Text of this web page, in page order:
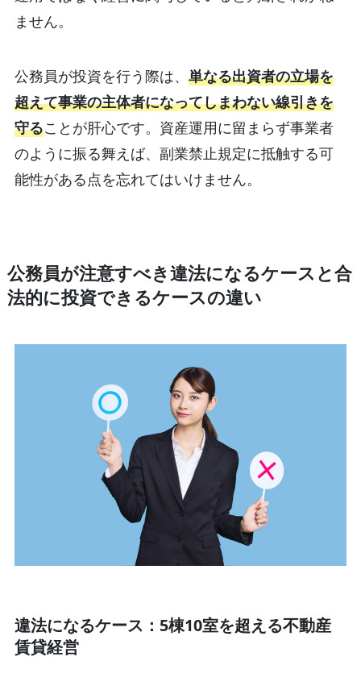
ません。
公務員が投資を行う際は、 単なる出資者の立場を
超えて事業の主体者になってしまわない線引きを
守ることが肝心です。資産運用に留まらず事業者
のように振る舞えば、副業禁止規定に抵触する可
能性がある点を忘れてはいけません。
公務員が注意すべき違法になるケースと合
法的に投資できるケースの違い
違法になるケース：5棟10室を超える不動産
賃貸経営